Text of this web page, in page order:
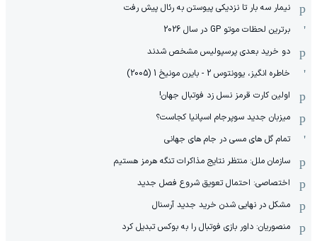
نیمار سه بار تا نزدیکی پیوستن به رئال پیش رفت
برترین لحظات موتو GP در سال 2026
دو خرید بعدی پرسپولیس مشخص شدند
خاطره انگیز، یوونتوس 2 - بایرن مونیخ 1 (2005)
اولین کارت قرمز نسل زد فوتبال جهان!
میزبان جدید سوپرجام اسپانیا کجاست؟
تمام گل های مسی در جام های جهانی
سازمان ملل: منتظر نتایج مذاکرات تنگه هرمز هستیم
اختصاصی: احتمال تعویق شروع فصل جدید
مشکل در نهایی شدن خرید جدید آرسنال
منصوریان: داور بازی فوتبال را به بوکس تبدیل کرد